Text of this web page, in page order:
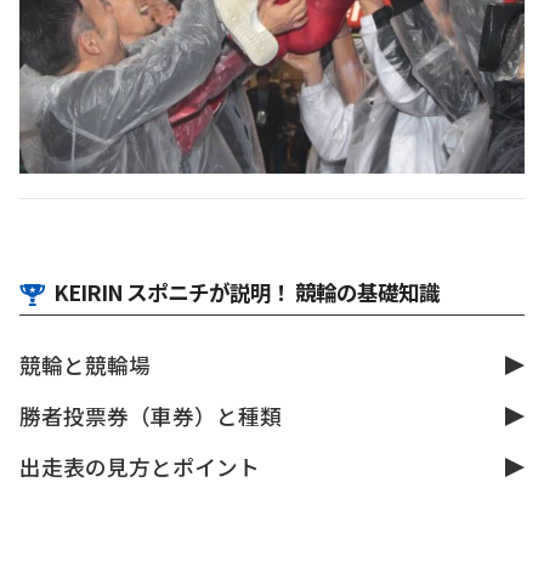
KEIRIN スポニチが説明！ 競輪の基礎知識
競輪と競輪場
勝者投票券（車券）と種類
出走表の見方とポイント